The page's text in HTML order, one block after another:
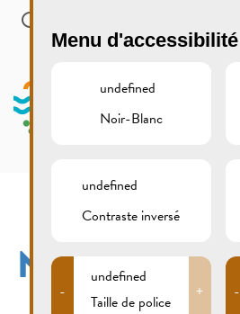
Skip to main content
NFX_1440
Menu d'accessibilité
undefined
Noir-Blanc
undefined
Contraste inversé
-
undefined
Taille de police
+ -